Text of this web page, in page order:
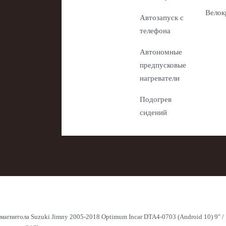
Автозапуск с
телефона
Автономные
предпусковые
нагреватели
Подогрев
сидений
Suzuki Jimny 2005-2018 Optimum Incar DTA4-0703 (Android 10) 9″ /